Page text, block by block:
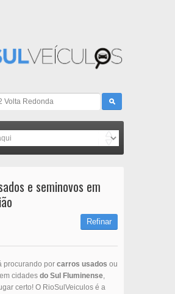
e seminovos em
Refinar
procurando por carros usados ou
em cidades do Sul Fluminense,
certo! O RioSulVeiculos é a